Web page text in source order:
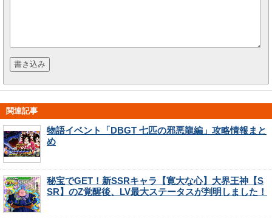
関連記事
物語イベント「DBGT 七匹の邪悪龍編」攻略情報まと
め
秘宝でGET！新SSRキャラ【寛大な心】大界王神【S
SR】のZ覚醒後、LV最大ステータスが判明しました！